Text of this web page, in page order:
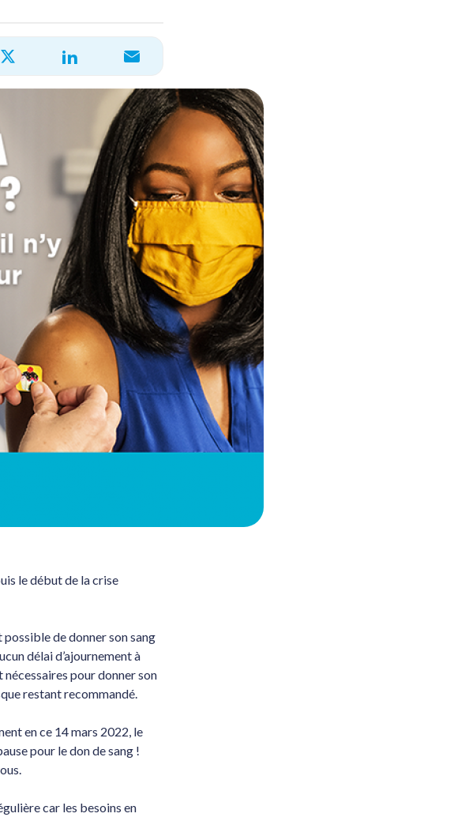
le début de la crise
possible de donner son sang
délai d’ajournement à
nécessaires pour donner son
restant recommandé.
en ce 14 mars 2022, le
pour le don de sang !
.
car les besoins en